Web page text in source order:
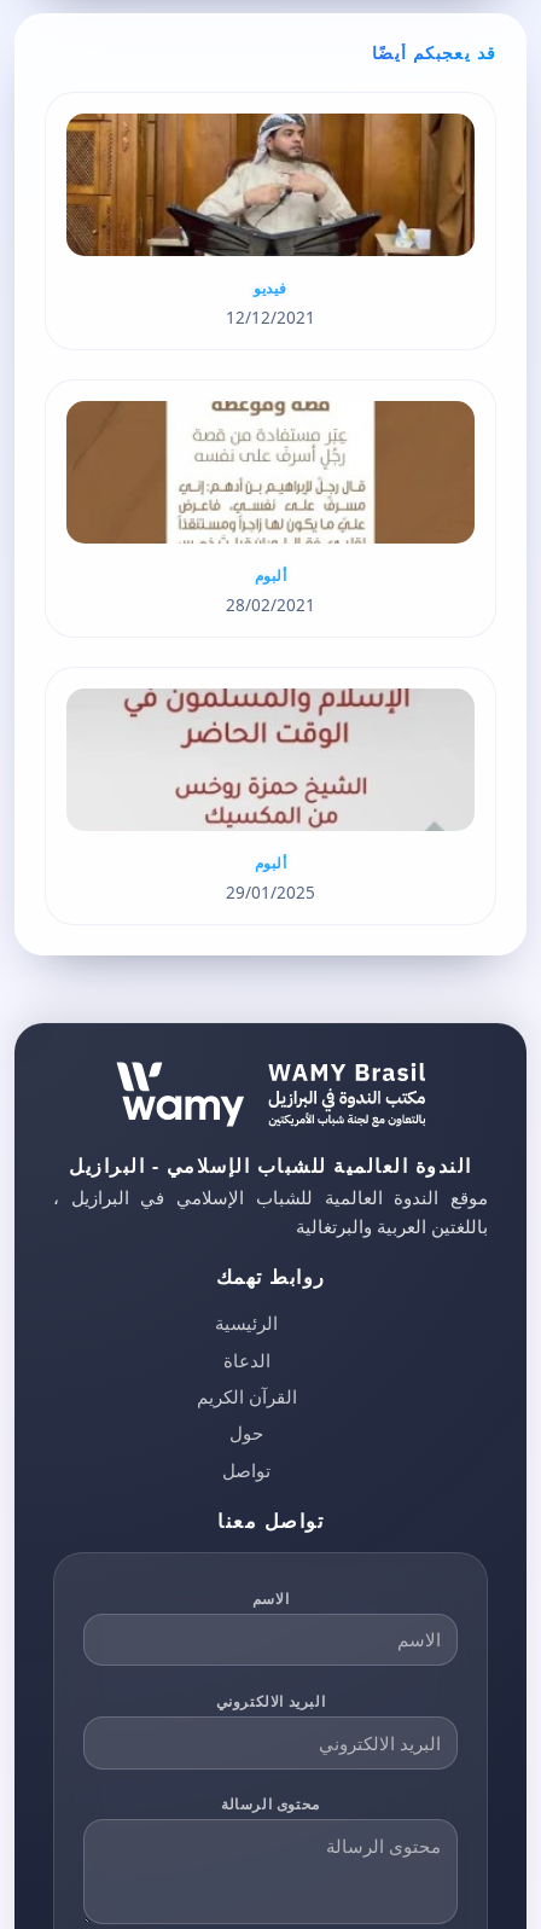
قد يعجبكم أيضًا
فيديو
12/12/2021
ألبوم
28/02/2021
ألبوم
29/01/2025
الندوة العالمية للشباب الإسلامي - البرازيل
موقع الندوة العالمية للشباب الإسلامي في البرازيل ،
باللغتين العربية والبرتغالية
روابط تهمك
الرئيسية
الدعاة
القرآن الكريم
حول
تواصل
تواصل معنا
الاسم
البريد الالكتروني
محتوى الرسالة